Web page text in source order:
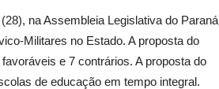
na Assembleia Legislativa do Paraná
Militares no Estado. A proposta do
e 7 contrários. A proposta do
de educação em tempo integral.